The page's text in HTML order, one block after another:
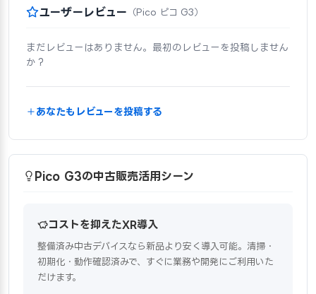
ユーザーレビュー （Pico ピコ G3）
まだレビューはありません。最初のレビューを投稿しません
か？
あなたもレビューを投稿する
Pico G3の中古販売活用シーン
コストを抑えたXR導入
整備済み中古デバイスなら新品より安く導入可能。清掃・
初期化・動作確認済みで、すぐに業務や開発にご利用いた
だけます。